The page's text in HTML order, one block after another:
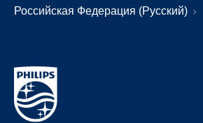
Российская Федерация (Русский)